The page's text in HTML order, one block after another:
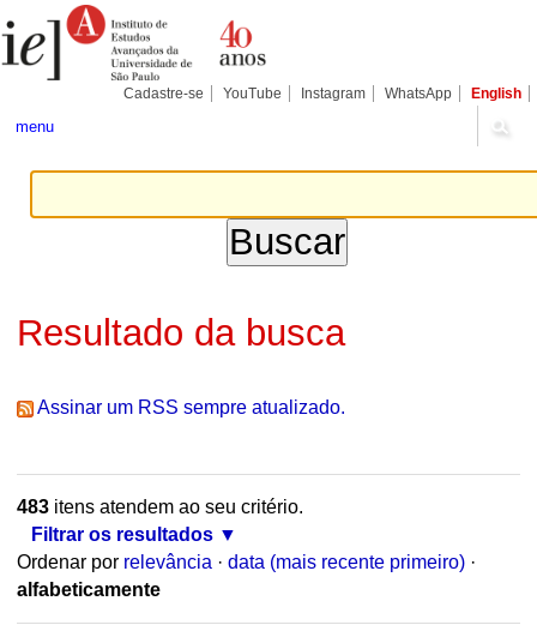
para
conteúdo.
Pessoais
Cadastre-se YouTube Instagram WhatsApp English
menu
Resultado da busca
Assinar um RSS sempre atualizado.
483itens atendem ao seu critério.
Filtrar os resultados
Ordenar por relevância · data (mais recente primeiro) ·
alfabeticamente